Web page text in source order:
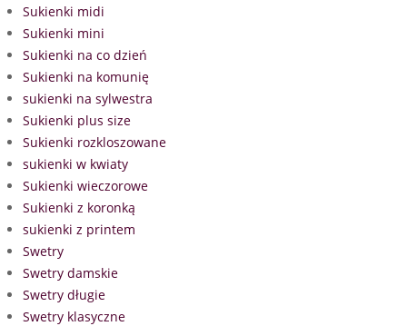
Sukienki midi
Sukienki mini
Sukienki na co dzień
Sukienki na komunię
sukienki na sylwestra
Sukienki plus size
Sukienki rozkloszowane
sukienki w kwiaty
Sukienki wieczorowe
Sukienki z koronką
sukienki z printem
Swetry
Swetry damskie
Swetry długie
Swetry klasyczne